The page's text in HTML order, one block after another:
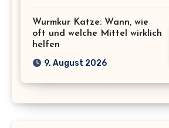
Wurmkur Katze: Wann, wie
oft und welche Mittel wirklich
helfen
9. August 2026